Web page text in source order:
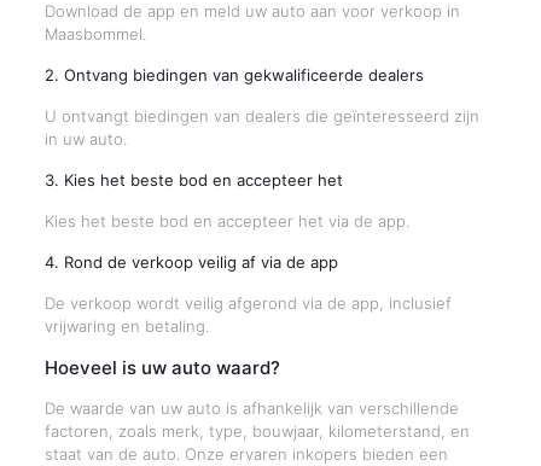
Download de app en meld uw auto aan voor verkoop in
Maasbommel.
2. Ontvang biedingen van gekwalificeerde dealers
U ontvangt biedingen van dealers die geïnteresseerd zijn
in uw auto.
3. Kies het beste bod en accepteer het
Kies het beste bod en accepteer het via de app.
4. Rond de verkoop veilig af via de app
De verkoop wordt veilig afgerond via de app, inclusief
vrijwaring en betaling.
Hoeveel is uw auto waard?
De waarde van uw auto is afhankelijk van verschillende
factoren, zoals merk, type, bouwjaar, kilometerstand, en
staat van de auto. Onze ervaren inkopers bieden een